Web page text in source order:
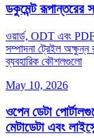
ডকুমেন্ট রূপান্তরের
ওয়ার্ড, ODT এবং
সম্পাদনা ট্রেইল অক্ষুন্ন
ব্যবহারিক কৌশলগুলো
May 10, 2026
ওপেন ডেটা
মেটাডেটা এবং